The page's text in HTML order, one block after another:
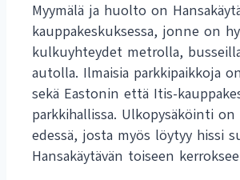
Myymälä ja huolto on
kauppakeskuksessa, jonne on
kulkuyhteydet metrolla,
autolla. Ilmaisia parkkipaikkoja
sekä Eastonin että Itis-
parkkihallissa. Ulkopysäköinti
edessä, josta myös löytyy hissi
Hansakäytävän toiseen